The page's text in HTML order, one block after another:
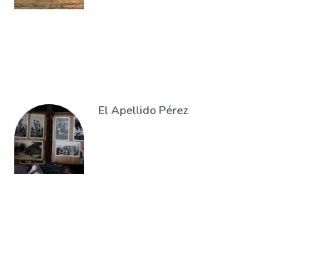
El Apellido Pérez